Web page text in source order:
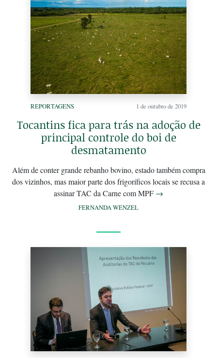
REPORTAGENS 1 de outubro de 2019
Tocantins fica para trás na adoção de
principal controle do boi de
desmatamento
Além de conter grande rebanho bovino, estado também compra
dos vizinhos, mas maior parte dos frigoríficos locais se recusa a
assinar TAC da Carne com MPF →
FERNANDA WENZEL